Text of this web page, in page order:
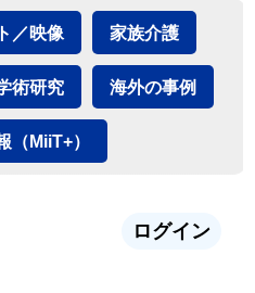
／映像 家族介護
術研究 海外の事例
（MiiT+）
ログイン